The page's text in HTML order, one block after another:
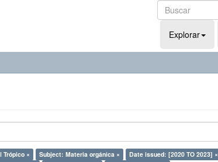
Explorar
Trópico × Subject: Materia orgánica ×
Date issued: [2020 TO 2023] ×